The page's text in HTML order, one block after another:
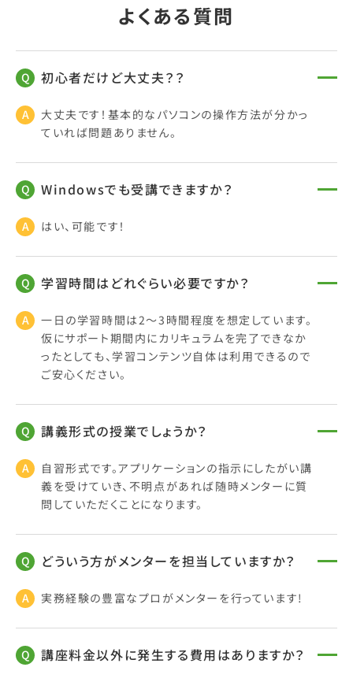
よくある質問
初心者だけど大丈夫？？
大丈夫です！基本的なパソコンの操作方法が分かっ
ていれば問題ありません。
Windowsでも受講できますか？
はい、可能です！
学習時間はどれぐらい必要ですか？
一日の学習時間は2〜3時間程度を想定しています。
仮にサポート期間内にカリキュラムを完了できなか
ったとしても、学習コンテンツ自体は利用できるので
ご安心ください。
講義形式の授業でしょうか？
自習形式です。アプリケーションの指示にしたがい講
義を受けていき、不明点があれば随時メンターに質
問していただくことになります。
どういう方がメンターを担当していますか？
実務経験の豊富なプロがメンターを行っています!
講座料金以外に発生する費用はありますか？